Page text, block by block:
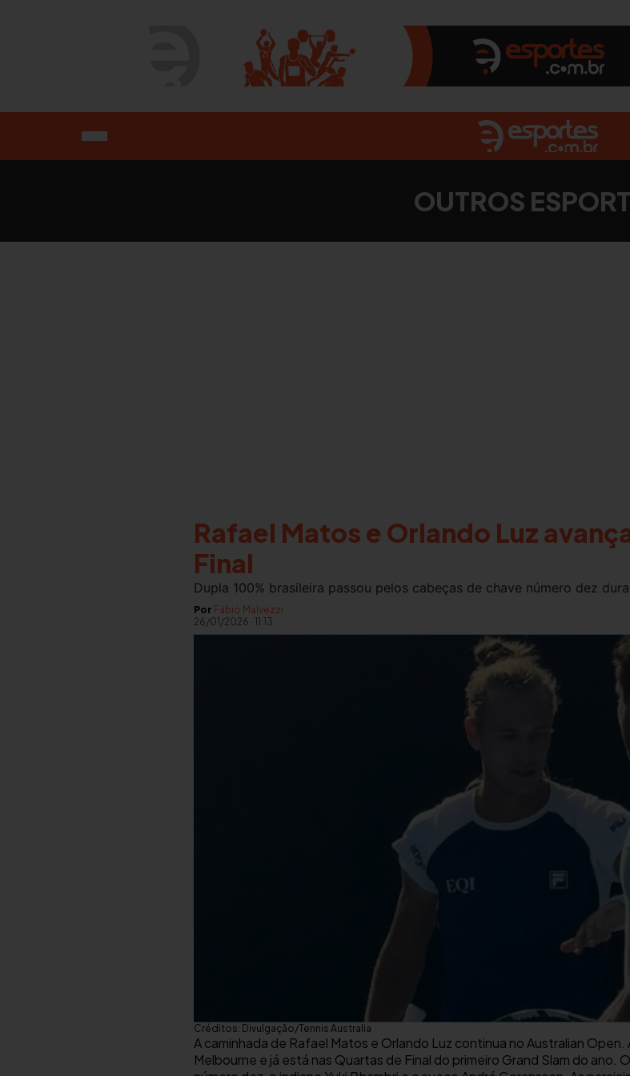
OUTROS
Rafael Matos e Orlando Luz
Final
Dupla 100% brasileira passou pelos cabeças de chave número dez
Por Fábio Malvezzi
26/01/2026 · 11:13
Créditos: Divulgação/Tennis Australia
A caminhada de Rafael Matos e Orlando Luz continua no Australian Open.
Melbourne e já está nas Quartas de Final do primeiro Grand Slam do